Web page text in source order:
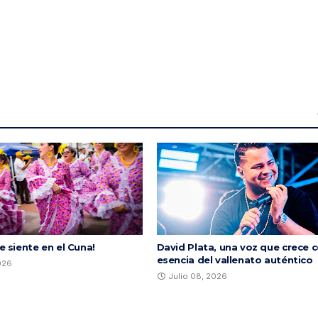
siente en el Cuna!
David Plata, una voz que crece
esencia del vallenato auténtico
Julio 08, 2026